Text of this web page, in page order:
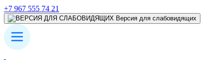
+7 967 555 74 21
Версия для слабовидящих